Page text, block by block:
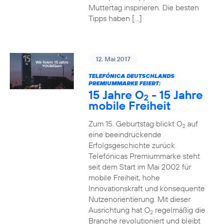
Muttertag inspirieren. Die besten
Tipps haben […]
12. Mai 2017
TELEFÓNICA DEUTSCHLANDS
PREMIUMMARKE FEIERT:
15 Jahre O2 - 15 Jahre
mobile Freiheit
Zum 15. Geburtstag blickt O2auf
eine beeindruckende
Erfolgsgeschichte zurück.
Telefónicas Premiummarke steht
seit dem Start im Mai 2002 für
mobile Freiheit, hohe
Innovationskraft und konsequente
Nutzenorientierung. Mit dieser
Ausrichtung hat O2regelmäßig die
Branche revolutioniert und bleibt